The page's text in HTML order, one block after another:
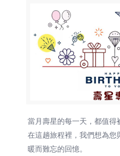
當月壽星的每一天，都值得
在這趟旅程裡，我們想為您
暖而難忘的回憶。